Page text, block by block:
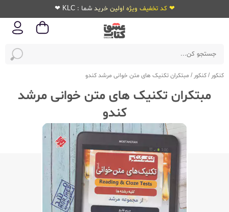
❤ کد تخفیف ویژه اولین خرید شما : KLC ❤
کنکور /کنکور / مبتکران تکنیک های متن خوانی مرشد کندو
مبتکران تکنیک های متن خوانی مرشد
کندو